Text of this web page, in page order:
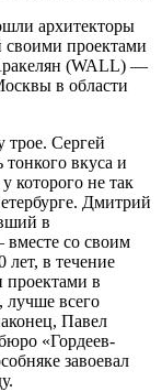
архитекторы
проектами
(WALL) —
в области
трое. Сергей
вкуса и
которого не так
Дмитрий
в
со своим
лет, в течение
проектами в
лучше всего
Павел
«Гордеев-
завоевал